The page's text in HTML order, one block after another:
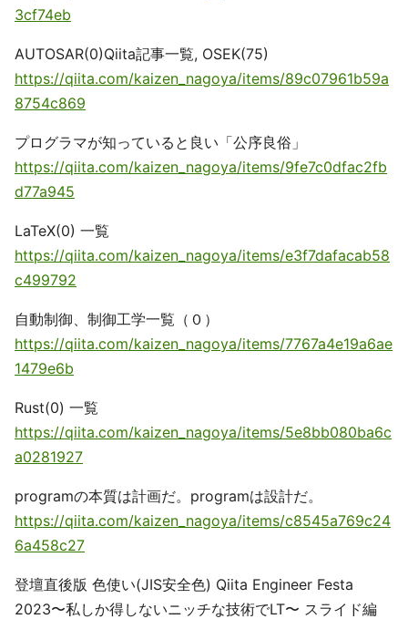
3cf74eb
AUTOSAR(0)Qiita記事一覧, OSEK(75)
https://qiita.com/kaizen_nagoya/items/89c07961b59a
8754c869
プログラマが知っていると良い「公序良俗」
https://qiita.com/kaizen_nagoya/items/9fe7c0dfac2fb
d77a945
LaTeX(0) 一覧
https://qiita.com/kaizen_nagoya/items/e3f7dafacab58
c499792
自動制御、制御工学一覧（０）
https://qiita.com/kaizen_nagoya/items/7767a4e19a6ae
1479e6b
Rust(0) 一覧
https://qiita.com/kaizen_nagoya/items/5e8bb080ba6c
a0281927
programの本質は計画だ。programは設計だ。
https://qiita.com/kaizen_nagoya/items/c8545a769c24
6a458c27
登壇直後版 色使い(JIS安全色) Qiita Engineer Festa
2023〜私しか得しないニッチな技術でLT〜 スライド編